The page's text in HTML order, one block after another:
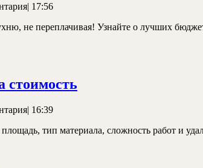
| 17:56
не переплачивая! Узнайте о лучших
стоимость
| 16:39
тип материала, сложность работ и